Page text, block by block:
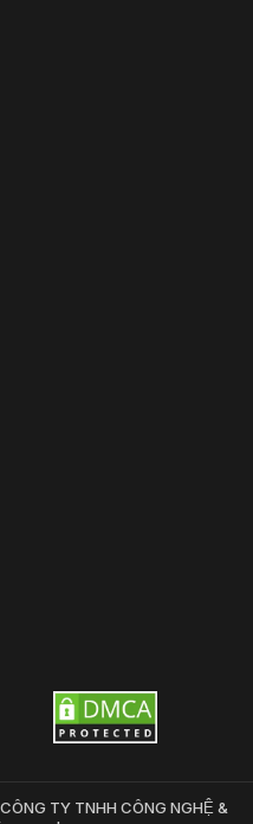
TY TNHH CÔNG NGHỆ &